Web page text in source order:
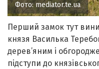
Фото:mediator.te.ua
Перший замок тут
князя Василька
дерев’яним і
підступи до